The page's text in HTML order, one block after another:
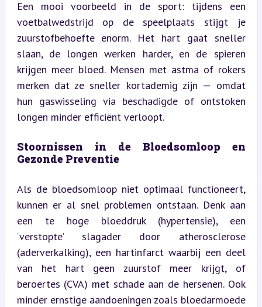
Een mooi voorbeeld in de sport: tijdens een
voetbalwedstrijd op de speelplaats stijgt je
zuurstofbehoefte enorm. Het hart gaat sneller
slaan, de longen werken harder, en de spieren
krijgen meer bloed. Mensen met astma of rokers
merken dat ze sneller kortademig zijn — omdat
hun gaswisseling via beschadigde of ontstoken
longen minder efficiënt verloopt.
Stoornissen in de Bloedsomloop en
Gezonde Preventie
Als de bloedsomloop niet optimaal functioneert,
kunnen er al snel problemen ontstaan. Denk aan
een te hoge bloeddruk (hypertensie), een
‘verstopte’ slagader door atherosclerose
(aderverkalking), een hartinfarct waarbij een deel
van het hart geen zuurstof meer krijgt, of
beroertes (CVA) met schade aan de hersenen. Ook
minder ernstige aandoeningen zoals bloedarmoede